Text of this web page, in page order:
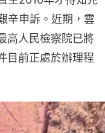
辛申訴。近期，雲
高人民檢察院已將
目前正處於辦理程